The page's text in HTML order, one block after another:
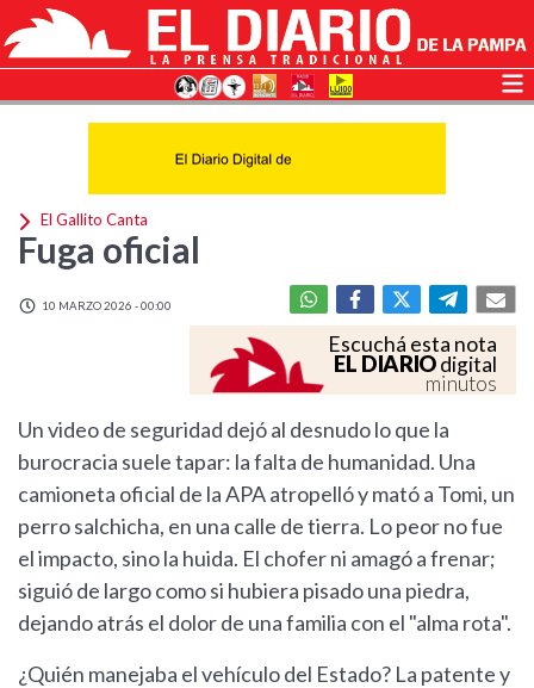
El Gallito Canta
Fuga oficial
10 MARZO 2026 - 00:00
Escuchá esta nota
EL DIARIOdigital
minutos
Un video de seguridad dejó al desnudo lo que la
burocracia suele tapar: la falta de humanidad. Una
camioneta oficial de la APA atropelló y mató a Tomi, un
perro salchicha, en una calle de tierra. Lo peor no fue
el impacto, sino la huida. El chofer ni amagó a frenar;
siguió de largo como si hubiera pisado una piedra,
dejando atrás el dolor de una familia con el "alma rota".
¿Quién manejaba el vehículo del Estado? La patente y